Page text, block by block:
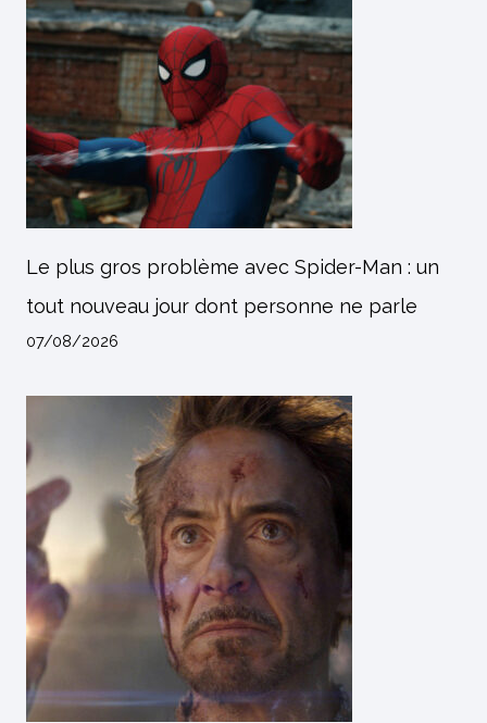
Le plus gros problème avec Spider-Man : un
tout nouveau jour dont personne ne parle
07/08/2026